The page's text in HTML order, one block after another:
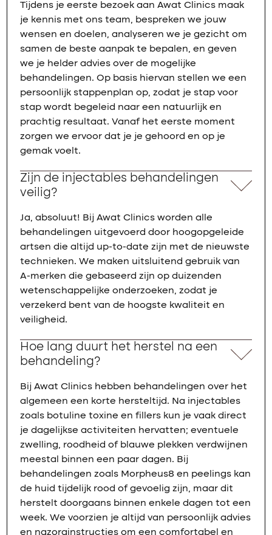
Tijdens je eerste bezoek aan Awat Clinics maak
je kennis met ons team, bespreken we jouw
wensen en doelen, analyseren we je gezicht om
samen de beste aanpak te bepalen, en geven
we je helder advies over de mogelijke
behandelingen. Op basis hiervan stellen we een
persoonlijk stappenplan op, zodat je stap voor
stap wordt begeleid naar een natuurlijk en
prachtig resultaat. Vanaf het eerste moment
zorgen we ervoor dat je je gehoord en op je
gemak voelt.
Zijn de injectables behandelingen
veilig?
Ja, absoluut! Bij Awat Clinics worden alle
behandelingen uitgevoerd door hoogopgeleide
artsen die altijd up-to-date zijn met de nieuwste
technieken. We maken uitsluitend gebruik van
A-merken die gebaseerd zijn op duizenden
wetenschappelijke onderzoeken, zodat je
verzekerd bent van de hoogste kwaliteit en
veiligheid.
Hoe lang duurt het herstel na een
behandeling?
Bij Awat Clinics hebben behandelingen over het
algemeen een korte hersteltijd. Na injectables
zoals botuline toxine en fillers kun je vaak direct
je dagelijkse activiteiten hervatten; eventuele
zwelling, roodheid of blauwe plekken verdwijnen
meestal binnen een paar dagen. Bij
behandelingen zoals Morpheus8 en peelings kan
de huid tijdelijk rood of gevoelig zijn, maar dit
herstelt doorgaans binnen enkele dagen tot een
week. We voorzien je altijd van persoonlijk advies
en nazorginstructies om een comfortabel en